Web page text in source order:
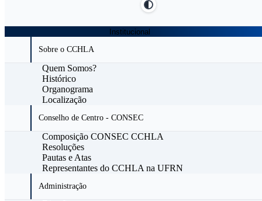
Institucional
Sobre o CCHLA
Quem Somos?
Histórico
Organograma
Localização
Conselho de Centro - CONSEC
Composição CONSEC CCHLA
Resoluções
Pautas e Atas
Representantes do CCHLA na UFRN
Administração